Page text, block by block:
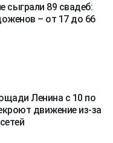
сыграли 89 свадеб:
– от 17 до 66
Ленина с 10 по
движение из-за